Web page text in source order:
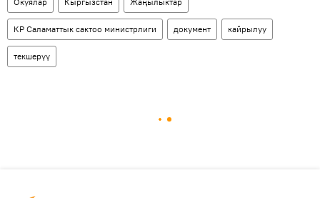
КР Саламаттык сактоо министрлиги документ кайрылуу
текшерүү